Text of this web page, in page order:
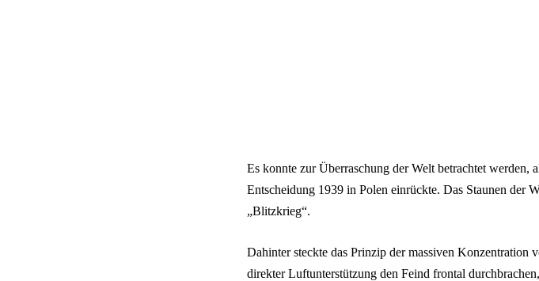
Es konnte zur Überraschung der Welt betrachtet
Entscheidung 1939 in Polen einrückte. Das Staunen der
„Blitzkrieg“.
Dahinter steckte das Prinzip der massiven Konzentration
direkter Luftunterstützung den Feind frontal